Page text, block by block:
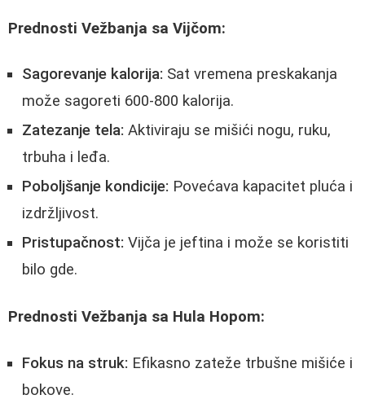
Prednosti Vežbanja sa Vijčom:
Sagorevanje kalorija: Sat vremena preskakanja
može sagoreti 600-800 kalorija.
Zatezanje tela: Aktiviraju se mišići nogu, ruku,
trbuha i leđa.
Poboljšanje kondicije: Povećava kapacitet pluća i
izdržljivost.
Pristupačnost: Vijča je jeftina i može se koristiti
bilo gde.
Prednosti Vežbanja sa Hula Hopom:
Fokus na struk: Efikasno zateže trbušne mišiće i
bokove.